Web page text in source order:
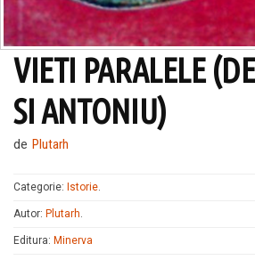
VIETI PARALELE
SI ANTONIU)
de Plutarh
Categorie: Istorie.
Autor: Plutarh.
Editura: Minerva